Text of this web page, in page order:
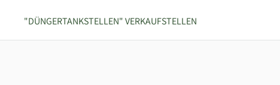
"DÜNGERTANKSTELLEN" VERKAUFSTELLEN